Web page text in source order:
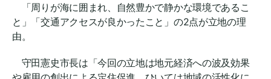
「周りが海に囲まれ、自然豊かで静かな環境であるこ
と」「交通アクセスが良かったこと」の2点が立地の理
由。
守田憲史市長は「今回の立地は地元経済への波及効果